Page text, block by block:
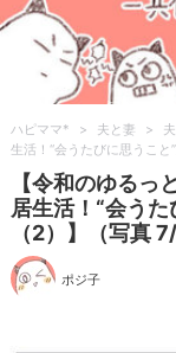
ハピママ* > 夫と妻 > 夫
生活！“会うたびに思うこと
【令和のゆるっ
居生活！“会う
（2）】（写真 7/
ポジ子